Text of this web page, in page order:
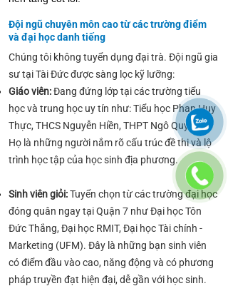
Đội ngũ chuyên môn cao từ các trường điểm
và đại học danh tiếng
Chúng tôi không tuyển dụng đại trà. Đội ngũ gia
sư tại Tài Đức được sàng lọc kỹ lưỡng:
Giáo viên:Đang đứng lớp tại các trường tiểu
học và trung học uy tín như: Tiểu học Phan Huy
Thực, THCS Nguyễn Hiền, THPT Ngô Quyền...
Họ là những người nắm rõ cấu trúc đề thi và lộ
trình học tập của học sinh địa phương.
Sinh viên giỏi:Tuyển chọn từ các trường đại học
đóng quân ngay tại Quận 7 như Đại học Tôn
Đức Thắng, Đại học RMIT, Đại học Tài chính -
Marketing (UFM). Đây là những bạn sinh viên
có điểm đầu vào cao, năng động và có phương
pháp truyền đạt hiện đại, dễ gần với học sinh.